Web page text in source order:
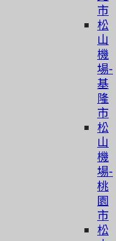
市
松
山
機
場-
基
隆
市
松
山
機
場-
桃
園
市
松